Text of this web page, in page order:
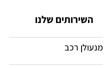
השירותים שלנו
מנעולן רכב